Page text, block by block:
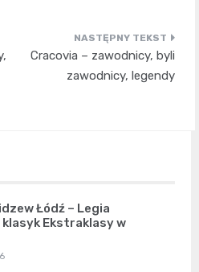
Cracovia – zawodnicy, byli
zawodnicy, legendy
Łódź – Legia
klasyk Ekstraklasy w